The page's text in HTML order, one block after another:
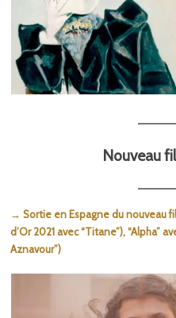
Nouveau
→ Sortie en Espagne du nouveau
d’Or 2021 avec “Titane”), “Alpha”
Aznavour”)